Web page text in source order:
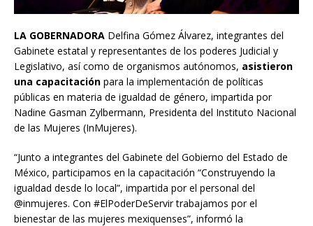
LA GOBERNADORA Delfina Gómez Álvarez, integrantes del
Gabinete estatal y representantes de los poderes Judicial y
Legislativo, así como de organismos autónomos, asistieron
una capacitación para la implementación de políticas
públicas en materia de igualdad de género, impartida por
Nadine Gasman Zylbermann, Presidenta del Instituto Nacional
de las Mujeres (InMujeres).
“Junto a integrantes del Gabinete del Gobierno del Estado de
México, participamos en la capacitación “Construyendo la
igualdad desde lo local”, impartida por el personal del
@inmujeres. Con #ElPoderDeServir trabajamos por el
bienestar de las mujeres mexiquenses”, informó la